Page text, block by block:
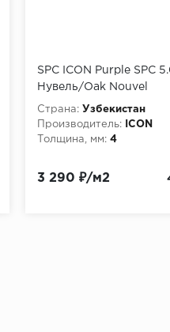
SPC ICON Purple SPC
Нувель/Oak Nouvel
Страна: Узбекистан
Производитель:
ICON
Толщина, мм: 4
3 290 ₽/м2